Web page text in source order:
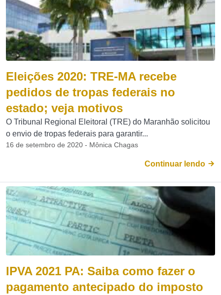
Eleições 2020: TRE-MA recebe
pedidos de tropas federais no
estado; veja motivos
O Tribunal Regional Eleitoral (TRE) do Maranhão solicitou
o envio de tropas federais para garantir...
16 de setembro de 2020 - Mônica Chagas
Continuar lendo
IPVA 2021 PA: Saiba como fazer o
pagamento antecipado do imposto